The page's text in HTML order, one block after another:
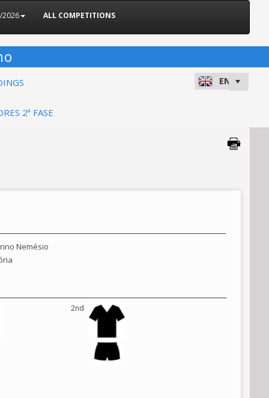
2026 ALL COMPETITIONS
2ª FASE
Nemésio
2nd